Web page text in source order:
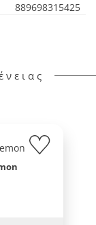
889698315425